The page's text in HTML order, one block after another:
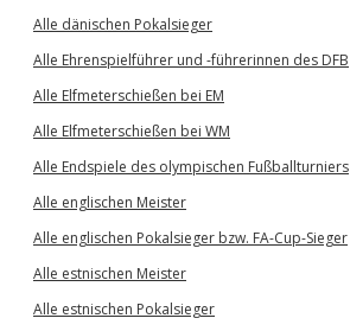
Alle dänischen Pokalsieger
Alle Ehrenspielführer und -führerinnen des DFB
Alle Elfmeterschießen bei EM
Alle Elfmeterschießen bei WM
Alle Endspiele des olympischen Fußballturniers
Alle englischen Meister
Alle englischen Pokalsieger bzw. FA-Cup-Sieger
Alle estnischen Meister
Alle estnischen Pokalsieger